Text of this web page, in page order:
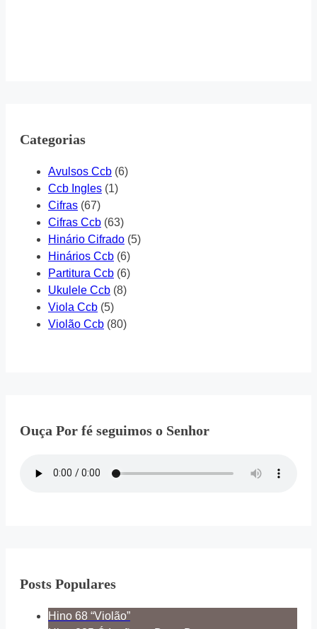
Categorias
Avulsos Ccb (6)
Ccb Ingles (1)
Cifras (67)
Cifras Ccb (63)
Hinário Cifrado (5)
Hinários Ccb (6)
Partitura Ccb (6)
Ukulele Ccb (8)
Viola Ccb (5)
Violão Ccb (80)
Ouça Por fé seguimos o Senhor
Posts Populares
Hino 68 “Violão”